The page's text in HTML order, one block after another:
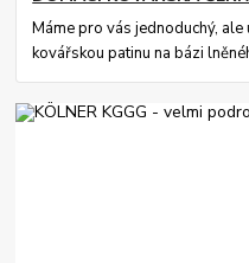
Máme pro vás jednoduchý,
kovářskou patinu na bázi